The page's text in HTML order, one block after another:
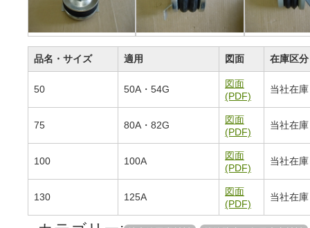
品名・サイズ 適用 図面 在庫区分
50 50A・54G
図面
(PDF)
当社在庫
75 80A・82G
図面
(PDF)
当社在庫
100 100A
図面
(PDF)
当社在庫
130 125A
図面
(PDF)
当社在庫